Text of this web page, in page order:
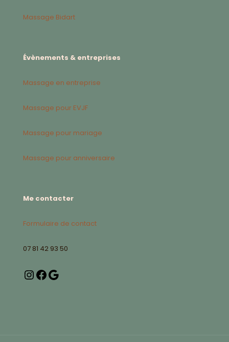
Massage Bidart
Évènements & entreprises
Massage en entreprise
Massage pour EVJF
Massage pour mariage
Massage pour anniversaire
Me contacter
Formulaire de contact
07 81 42 93 50